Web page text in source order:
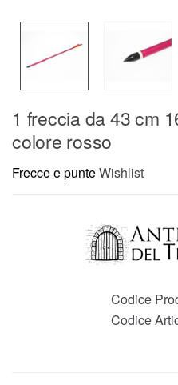
1 freccia da 43 cm
colore rosso
Frecce e punteWishlist
Codice
Codice